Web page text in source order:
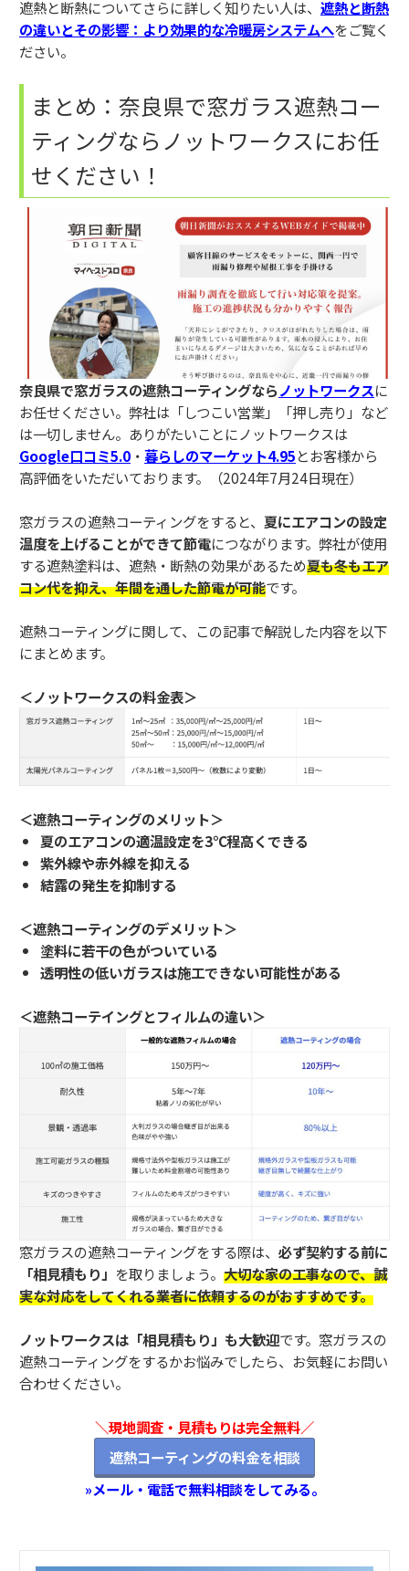
遮熱と断熱についてさらに詳しく知りたい人は、 遮熱と断熱
の違いとその影響：より効果的な冷暖房システムへをご覧く
ださい。
まとめ：奈良県で窓ガラス遮熱コー
ティングならノットワークスにお任
せください！
奈良県で窓ガラスの遮熱コーティングならノットワークスに
お任せください。弊社は「しつこい営業」「押し売り」など
は一切しません。ありがたいことにノットワークスは
Google口コミ5.0 ・ 暮らしのマーケット4.95とお客様から
高評価をいただいております。（2024年7月24日現在）
窓ガラスの遮熱コーティングをすると、 夏にエアコンの設定
温度を上げることができて節電につながります。弊社が使用
する遮熱塗料は、遮熱・断熱の効果があるため夏も冬もエア
コン代を抑え、年間を通した節電が可能です。
遮熱コーティングに関して、この記事で解説した内容を以下
にまとめます。
＜ノットワークスの料金表＞
＜遮熱コーティングのメリット＞
夏のエアコンの適温設定を3℃程高くできる
紫外線や赤外線を抑える
結露の発生を抑制する
＜遮熱コーティングのデメリット＞
塗料に若干の色がついている
透明性の低いガラスは施工できない可能性がある
＜遮熱コーテイングとフィルムの違い＞
窓ガラスの遮熱コーティングをする際は、 必ず契約する前に
「相見積もり」 を取りましょう。 大切な家の工事なので、誠
実な対応をしてくれる業者に依頼するのがおすすめです。
ノットワークスは「相見積もり」も大歓迎です。窓ガラスの
遮熱コーティングをするかお悩みでしたら、お気軽にお問い
合わせください。
＼現地調査・見積もりは完全無料／
遮熱コーティングの料金を相談
»メール・電話で無料相談をしてみる。